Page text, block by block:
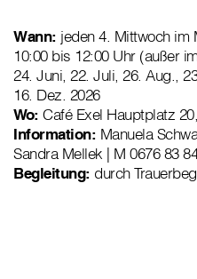
Wann: jeden 4. Mittwoch im
10:00 bis 12:00 Uhr (außer
24. Juni, 22. Juli, 26. Aug.,
16. Dez. 2026
Wo: Café Exel Hauptplatz
Information: Manuela
Sandra Mellek | M 0676 83
Begleitung: durch